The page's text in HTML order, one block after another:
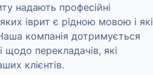
надають професійні
іврит є рідною мовою і які
компанія дотримується
щодо перекладачів, які
клієнтів.